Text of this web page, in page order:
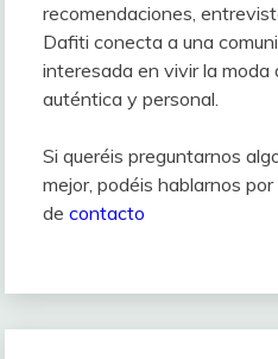
recomendaciones,
Dafiti conecta a una
interesada en vivir la moda
auténtica y personal.
Si queréis preguntarnos
mejor, podéis hablarnos
de contacto